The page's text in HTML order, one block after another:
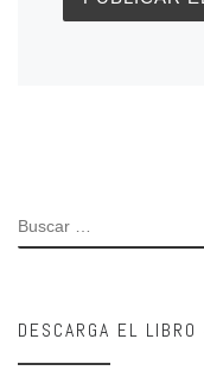
BUSCAR
DESCARGA EL